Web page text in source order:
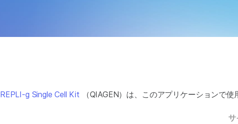
REPLI-g Single Cell Kit （QIAGEN）は、このアプリケーションで使
サ